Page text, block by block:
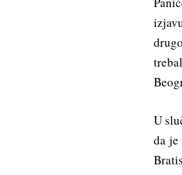
U
da je